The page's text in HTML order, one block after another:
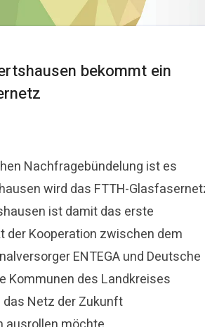
bekommt ein
Nachfragebündelung ist es
wird das FTTH-
ist damit das erste
der Kooperation zwischen dem
ENTEGA und Deutsche
Kommunen des Landkreises
Netz der Zukunft